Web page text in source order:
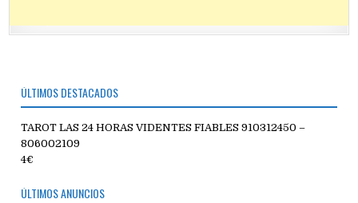
ÚLTIMOS DESTACADOS
TAROT LAS 24 HORAS VIDENTES FIABLES 910312450 –
806002109
4€
ÚLTIMOS ANUNCIOS